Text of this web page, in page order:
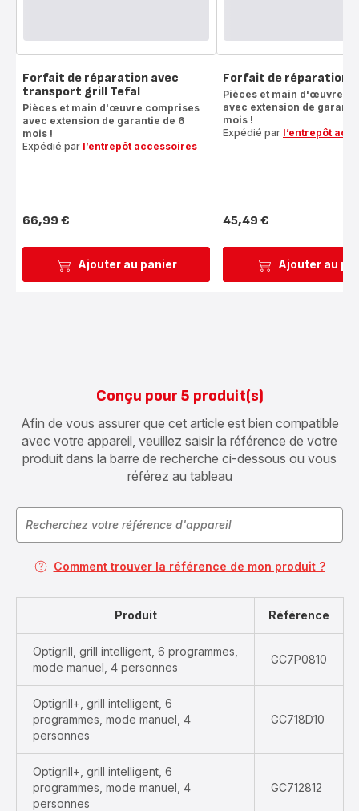
Ajouter au panier
Forfait de réparation avec
transport grill Tefal
Pièces et main d'œuvre comprises
avec extension de garantie de 6
mois !
Expédié par l’entrepôt accessoires
Prix
66,99 €
Ajouter au
Forfait de réparation
Pièces et main d'œuvre
avec extension de
mois !
Expédié par l’entrepôt
Prix
45,49 €
Conçu pour 5 produit(s)
Afin de vous assurer que cet article est bien compatible
avec votre appareil, veuillez saisir la référence de votre
produit dans la barre de recherche ci-dessous ou vous
référez au tableau
Comment trouver la référence de mon produit ?
Produit Référence
Optigrill, grill intelligent, 6 programmes,
mode manuel, 4 personnes
GC7P0810
Optigrill+, grill intelligent, 6
programmes, mode manuel, 4
personnes
GC718D10
Optigrill+, grill intelligent, 6
programmes, mode manuel, 4
personnes
GC712812